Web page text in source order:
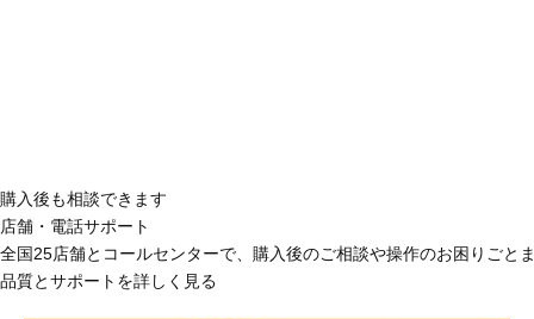
購入後も相談できます
店舗・電話サポート
全国25店舗とコールセンターで、購入後のご相談や操作のお困りごと
品質とサポートを詳しく見る